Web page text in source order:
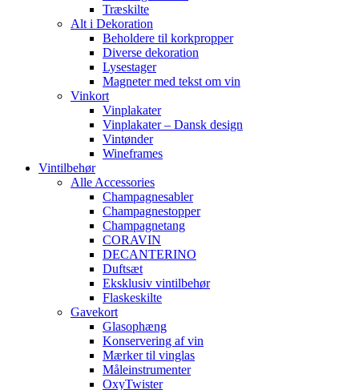
Træskilte
Alt i Dekoration
Beholdere til korkpropper
Diverse dekoration
Lysestager
Magneter med tekst om vin
Vinkort
Vinplakater
Vinplakater – Dansk design
Vintønder
Wineframes
Vintilbehør
Alle Accessories
Champagnesabler
Champagnestopper
Champagnetang
CORAVIN
DECANTERINO
Duftsæt
Eksklusiv vintilbehør
Flaskeskilte
Gavekort
Glasophæng
Konservering af vin
Mærker til vinglas
Måleinstrumenter
OxyTwister